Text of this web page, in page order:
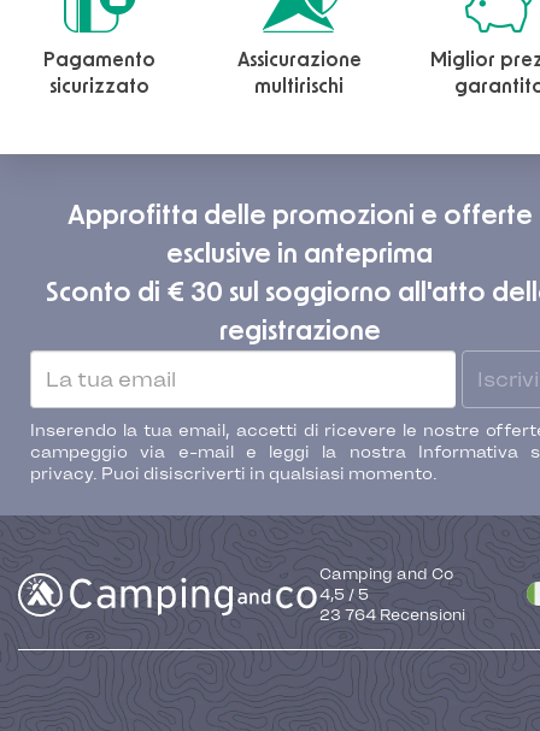
Pagamento
sicurizzato
Assicurazione
multirischi
Miglior
Approfitta delle promozioni e offerte
esclusive in anteprima
Sconto di € 30 sul soggiorno all'atto
registrazione
Inserendo la tua email, accetti di ricevere le nostre
campeggio via e-mail e leggi la nostra Informativa
privacy. Puoi disiscriverti in qualsiasi momento.
Camping and Co
4,5 / 5
23 764 Recensioni